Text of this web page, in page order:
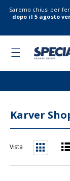
Saremo chiusi per
dopo il 5 agosto
Toggle
Karver
Vista